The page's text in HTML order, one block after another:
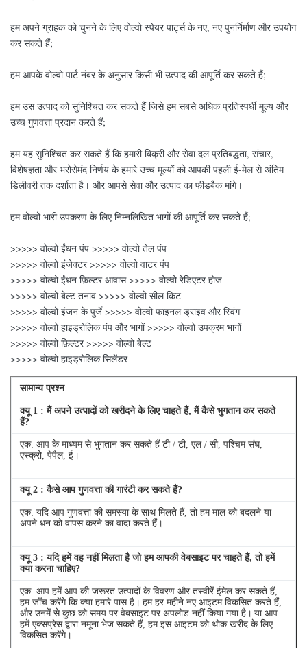
हम अपने ग्राहक को चुनने के लिए वोल्वो स्पेयर पार्ट्स के नए, नए पुनर्निर्माण और उपयोग
कर सकते हैं;
हम आपके वोल्वो पार्ट नंबर के अनुसार किसी भी उत्पाद की आपूर्ति कर सकते हैं;
हम उस उत्पाद को सुनिश्चित कर सकते हैं जिसे हम सबसे अधिक प्रतिस्पर्धी मूल्य और
उच्च गुणवत्ता प्रदान करते हैं;
हम यह सुनिश्चित कर सकते हैं कि हमारी बिक्री और सेवा दल प्रतिबद्धता, संचार,
विशेषज्ञता और भरोसेमंद निर्णय के हमारे उच्च मूल्यों को आपकी पहली ई-मेल से अंतिम
डिलीवरी तक दर्शाता है। और आपसे सेवा और उत्पाद का फीडबैक मांगे।
हम वोल्वो भारी उपकरण के लिए निम्नलिखित भागों की आपूर्ति कर सकते हैं;
>>>>> वोल्वो ईंधन पंप >>>>> वोल्वो तेल पंप
>>>>> वोल्वो इंजेक्टर >>>>> वोल्वो वाटर पंप
>>>>> वोल्वो ईंधन फ़िल्टर आवास >>>>> वोल्वो रेडिएटर होज
>>>>> वोल्वो बेल्ट तनाव >>>>> वोल्वो सील किट
>>>>> वोल्वो इंजन के पुर्जे >>>>> वोल्वो फाइनल ड्राइव और स्विंग
>>>>> वोल्वो हाइड्रोलिक पंप और भागों >>>>> वोल्वो उपक्रम भागों
>>>>> वोल्वो फ़िल्टर >>>>> वोल्वो बेल्ट
>>>>> वोल्वो हाइड्रोलिक सिलेंडर
सामान्य प्रश्न
क्यू 1 : मैं अपने उत्पादों को खरीदने के लिए चाहते हैं, मैं कैसे भुगतान कर सकते
हैं?
एक: आप के माध्यम से भुगतान कर सकते हैं टी / टी, एल / सी, पश्चिम संघ,
एस्क्रो, पेपैल, ई।
क्यू 2 : कैसे आप गुणवत्ता की गारंटी कर सकते हैं?
एक: यदि आप गुणवत्ता की समस्या के साथ मिलते हैं, तो हम माल को बदलने या
अपने धन को वापस करने का वादा करते हैं।
क्यू 3 : यदि हमें वह नहीं मिलता है जो हम आपकी वेबसाइट पर चाहते हैं, तो हमें
क्या करना चाहिए?
एक: आप हमें आप की जरूरत उत्पादों के विवरण और तस्वीरें ईमेल कर सकते हैं,
हम जाँच करेंगे कि क्या हमारे पास है। हम हर महीने नए आइटम विकसित करते हैं,
और उनमें से कुछ को समय पर वेबसाइट पर अपलोड नहीं किया गया है। या आप
हमें एक्सप्रेस द्वारा नमूना भेज सकते हैं, हम इस आइटम को थोक खरीद के लिए
विकसित करेंगे।